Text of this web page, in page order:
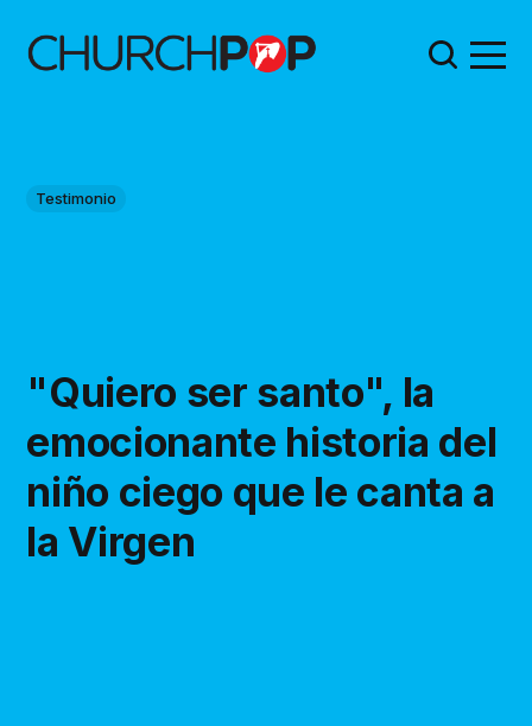
Testimonio
"Quiero ser santo", la
emocionante historia del
niño ciego que le canta a
la Virgen